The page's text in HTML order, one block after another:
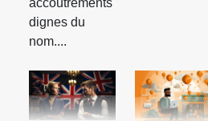
accoutrements
dignes du
nom....